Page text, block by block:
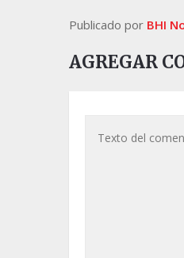
Publicado por BHI
AGREGAR